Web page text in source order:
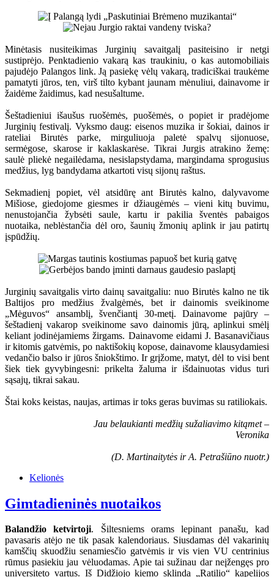
Minėtasis nusiteikimas Jurginių savaitgalį pasiteisino ir netgi
sustiprėjo. Penktadienio vakarą kas traukiniu, o kas automobiliais
pajudėjo Palangos link. Ją pasiekę vėlų vakarą, tradiciškai traukėme
pamatyti jūros, ten, virš tilto kybant jaunam mėnuliui, dainavome ir
žaidėme žaidimus, kad nesušaltume.
Šeštadieniui išaušus ruošėmės, puošėmės, o popiet ir pradėjome
Jurginių festivalį. Vyksmo daug: eisenos muzika ir šokiai, dainos ir
rateliai Birutės parke, mirguliuoja paletė spalvų sijonuose,
sermėgose, skarose ir kaklaskarėse. Tikrai Jurgis atrakino žemę:
saulė pliekė negailėdama, nesislapstydama, margindama sprogusius
medžius, lyg bandydama atkartoti visų sijonų raštus.
Sekmadienį popiet, vėl atsidūrę ant Birutės kalno, dalyvavome
Mišiose, giedojome giesmes ir džiaugėmės – vieni kitų buvimu,
nenustojančia žybsėti saule, kartu ir pakilia šventės pabaigos
nuotaika, neblėstančia dėl oro, šaunių žmonių aplink ir jau patirtų
įspūdžių.
Jurginių savaitgalis virto dainų savaitgaliu: nuo Birutės kalno ne tik
Baltijos pro medžius žvalgėmės, bet ir dainomis sveikinome
„Mėguvos“ ansamblį, švenčiantį 30-metį. Dainavome pajūry –
šeštadienį vakarop sveikinome savo dainomis jūrą, aplinkui smėlį
keliant jodinėjamiems žirgams. Dainavome eidami J. Basanavičiaus
ir kitomis gatvėmis, po naktišokių kopose, dainavome klausydamiesi
vedančio balso ir jūros šniokštimo. Ir grįžome, matyt, dėl to visi bent
šiek tiek gyvybingesni: prikelta žaluma ir išdainuotas vidus turi
sąsajų, tikrai sakau.
Štai koks keistas, naujas, artimas ir toks geras buvimas su ratiliokais.
Jau belaukianti medžių sužaliavimo kitąmet –
Veronika
(D. Martinaitytės ir A. Petrašiūno nuotr.)
Kelionės
Gimtadieninės nuotaikos
Balandžio ketvirtoji. Šiltesniems orams lepinant panašu, kad
pavasaris atėjo ne tik pasak kalendoriaus. Siusdamas dėl vakarinių
kamščių skuodžiu senamiesčio gatvėmis ir vis vien VU centrinius
rūmus pasiekiu jau vėluodamas. Apie tai sužinau dar neįžengęs pro
universiteto vartus. Iš Didžiojo kiemo sklinda „Ratilio“ kapelijos